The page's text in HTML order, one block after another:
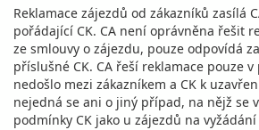
Reklamace zájezdů od zákazníků zasílá
pořádající CK. CA není oprávněna řešit
ze smlouvy o zájezdu, pouze odpovídá
příslušné CK. CA řeší reklamace pouze
nedošlo mezi zákazníkem a CK k
nejedná se ani o jiný případ, na nějž se
podmínky CK jako u zájezdů na